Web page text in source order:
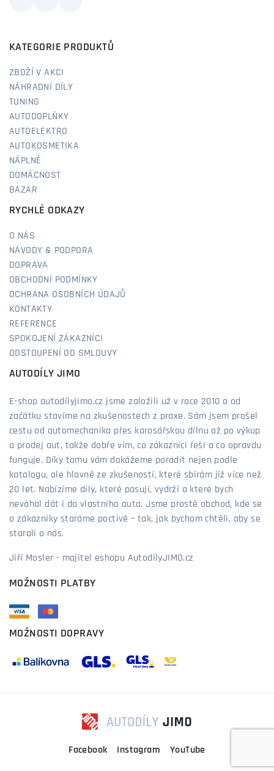
KATEGORIE PRODUKTŮ
ZBOŽÍ V AKCI
NÁHRADNÍ DÍLY
TUNING
AUTODOPLŇKY
AUTOELEKTRO
AUTOKOSMETIKA
NÁPLNĚ
DOMÁCNOST
BAZAR
RYCHLÉ ODKAZY
O NÁS
NÁVODY & PODPORA
DOPRAVA
OBCHODNÍ PODMÍNKY
OCHRANA OSOBNÍCH ÚDAJŮ
KONTAKTY
REFERENCE
SPOKOJENÍ ZÁKAZNÍCI
ODSTOUPENÍ OD SMLOUVY
AUTODÍLY JIMO
E-shop autodílyjimo.cz jsme založili už v roce 2010 a od
začátku stavíme na zkušenostech z praxe. Sám jsem prošel
cestu od automechanika přes karosářskou dílnu až po výkup
a prodej aut, takže dobře vím, co zákazníci řeší a co opravdu
funguje. Díky tomu vám dokážeme poradit nejen podle
katalogu, ale hlavně ze zkušeností, které sbírám již více než
20 let. Nabízíme díly, které pasují, vydrží a které bych
neváhal dát i do vlastního auta. Jsme prostě obchod, kde se
o zákazníky staráme poctivě – tak, jak bychom chtěli, aby se
starali o nás.
Jiří Mosler - majitel eshopu AutodilyJIMO.cz
MOŽNOSTI PLATBY
MOŽNOSTI DOPRAVY
Facebook Instagram YouTube